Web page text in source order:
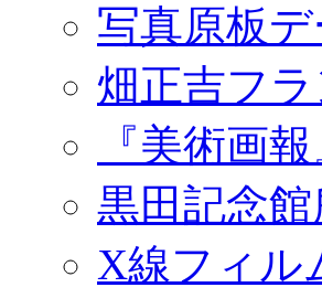
写真原板
畑正吉フ
『美術画
黒田記念
X線フィル